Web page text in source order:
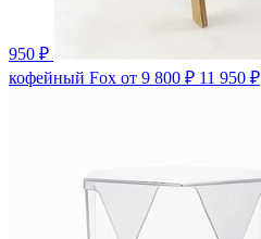
950 ₽
кофейный Fox от 9 800 ₽ 11 950 ₽